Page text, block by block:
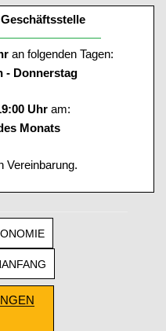
an folgenden Tagen:
- Donnerstag
Uhram:
Monats
Vereinbarung.